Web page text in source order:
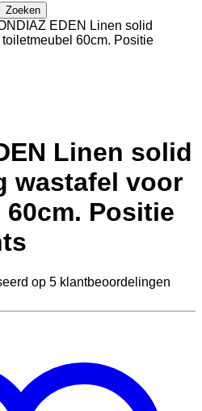
Zoeken
EDEN Linen solid
60cm. Positie
Linen solid
wastafel voor
Positie
op 5 klantbeoordelingen